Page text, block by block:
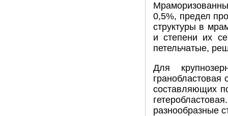
0,5%, предел
структуры в
и степени их
петельчатые,
Для
гранобластовая
составляющих
разнообразные